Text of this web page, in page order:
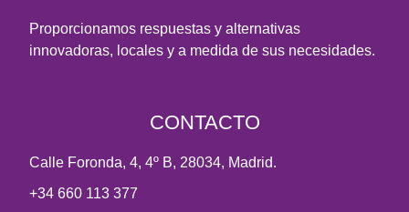
Proporcionamos respuestas y alternativas
innovadoras, locales y a medida de sus necesidades.
CONTACTO
Calle Foronda, 4, 4º B, 28034, Madrid.
+34 660 113 377